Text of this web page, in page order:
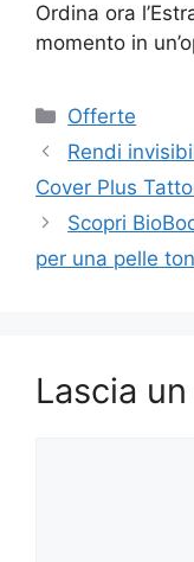
Ordina ora
momento in
Categorie
Offerte
Rendi
Cover Plus
Scopri
per una pelle
Lascia